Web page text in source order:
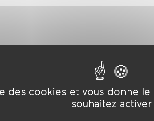
des cookies et vous donne le
souhaitez activer